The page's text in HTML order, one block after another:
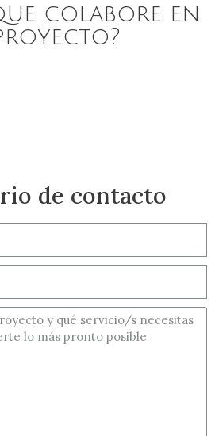
colabore en
de contacto